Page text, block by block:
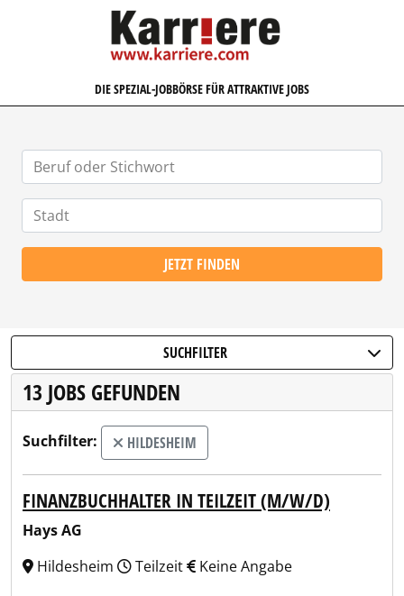
KARRIERE.COM
DIE SPEZIAL-JOBBÖRSE FÜR ATTRAKTIVE JOBS
JETZT FINDEN
SUCHFILTER
13 JOBS GEFUNDEN
Suchfilter: HILDESHEIM
FINANZBUCHHALTER IN TEILZEIT (M/W/D)
Hays AG
Hildesheim
Teilzeit Keine Angabe